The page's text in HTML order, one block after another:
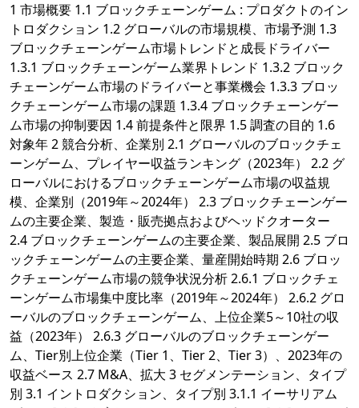
1 市場概要 1.1 ブロックチェーンゲーム : プロダクトのイン
トロダクション 1.2 グローバルの市場規模、市場予測 1.3
ブロックチェーンゲーム市場トレンドと成長ドライバー
1.3.1 ブロックチェーンゲーム業界トレンド 1.3.2 ブロック
チェーンゲーム市場のドライバーと事業機会 1.3.3 ブロッ
クチェーンゲーム市場の課題 1.3.4 ブロックチェーンゲー
ム市場の抑制要因 1.4 前提条件と限界 1.5 調査の目的 1.6
対象年 2 競合分析、企業別 2.1 グローバルのブロックチェ
ーンゲーム、プレイヤー収益ランキング（2023年） 2.2 グ
ローバルにおけるブロックチェーンゲーム市場の収益規
模、企業別（2019年～2024年） 2.3 ブロックチェーンゲー
ムの主要企業、製造・販売拠点およびヘッドクオーター
2.4 ブロックチェーンゲームの主要企業、製品展開 2.5 ブロ
ックチェーンゲームの主要企業、量産開始時期 2.6 ブロッ
クチェーンゲーム市場の競争状況分析 2.6.1 ブロックチェ
ーンゲーム市場集中度比率（2019年～2024年） 2.6.2 グロ
ーバルのブロックチェーンゲーム、上位企業5～10社の収
益（2023年） 2.6.3 グローバルのブロックチェーンゲー
ム、Tier別上位企業（Tier 1、Tier 2、Tier 3）、2023年の
収益ベース 2.7 M&A、拡大 3 セグメンテーション、タイプ
別 3.1 イントロダクション、タイプ別 3.1.1 イーサリアム